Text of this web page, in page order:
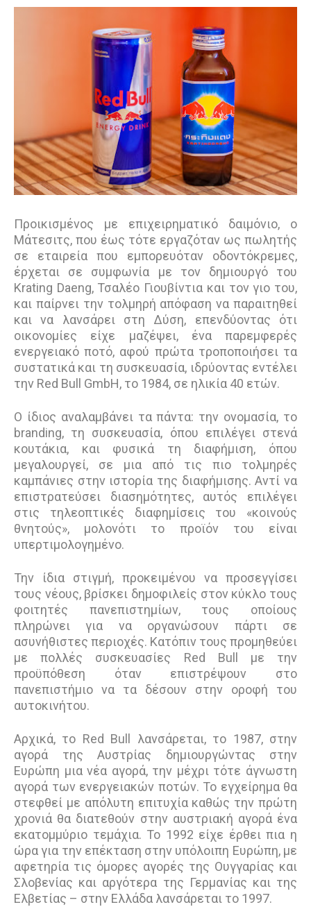
Προικισμένος με επιχειρηματικό δαιμόνιο, ο
Μάτεσιτς, που έως τότε εργαζόταν ως πωλητής
σε εταιρεία που εμπορευόταν οδοντόκρεμες,
έρχεται σε συμφωνία με τον δημιουργό του
Krating Daeng, Τσαλέο Γιουβίντια και τον γιο του,
και παίρνει την τολμηρή απόφαση να παραιτηθεί
και να λανσάρει στη Δύση, επενδύοντας ότι
οικονομίες είχε μαζέψει, ένα παρεμφερές
ενεργειακό ποτό, αφού πρώτα τροποποιήσει τα
συστατικά και τη συσκευασία, ιδρύοντας εντέλει
την Red Bull GmbH, το 1984, σε ηλικία 40 ετών.
Ο ίδιος αναλαμβάνει τα πάντα: την ονομασία, το
branding, τη συσκευασία, όπου επιλέγει στενά
κουτάκια, και φυσικά τη διαφήμιση, όπου
μεγαλουργεί, σε μια από τις πιο τολμηρές
καμπάνιες στην ιστορία της διαφήμισης. Αντί να
επιστρατεύσει διασημότητες, αυτός επιλέγει
στις τηλεοπτικές διαφημίσεις του «κοινούς
θνητούς», μολονότι το προϊόν του είναι
υπερτιμολογημένο.
Την ίδια στιγμή, προκειμένου να προσεγγίσει
τους νέους, βρίσκει δημοφιλείς στον κύκλο τους
φοιτητές πανεπιστημίων, τους οποίους
πληρώνει για να οργανώσουν πάρτι σε
ασυνήθιστες περιοχές. Κατόπιν τους προμηθεύει
με πολλές συσκευασίες Red Bull με την
προϋπόθεση όταν επιστρέψουν στο
πανεπιστήμιο να τα δέσουν στην οροφή του
αυτοκινήτου.
Αρχικά, το Red Bull λανσάρεται, το 1987, στην
αγορά της Αυστρίας δημιουργώντας στην
Ευρώπη μια νέα αγορά, την μέχρι τότε άγνωστη
αγορά των ενεργειακών ποτών. Το εγχείρημα θα
στεφθεί με απόλυτη επιτυχία καθώς την πρώτη
χρονιά θα διατεθούν στην αυστριακή αγορά ένα
εκατομμύριο τεμάχια. Το 1992 είχε έρθει πια η
ώρα για την επέκταση στην υπόλοιπη Ευρώπη, με
αφετηρία τις όμορες αγορές της Ουγγαρίας και
Σλοβενίας και αργότερα της Γερμανίας και της
Ελβετίας – στην Ελλάδα λανσάρεται το 1997.